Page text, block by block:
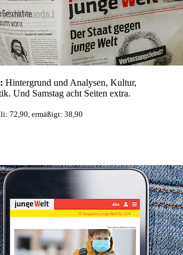
Hintergrund und Analysen, Kultur,
Und Samstag acht Seiten extra.
72,90, ermäßigt: 38,90